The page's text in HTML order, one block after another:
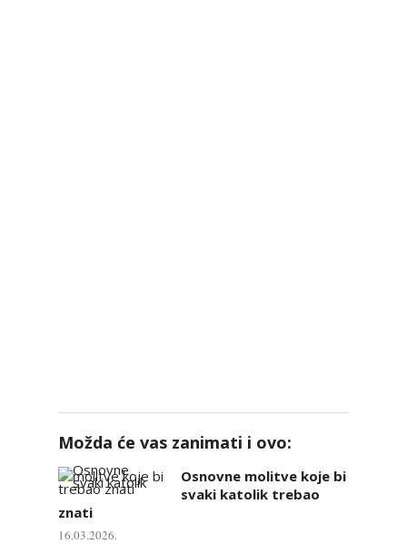
Možda će vas zanimati i ovo:
Osnovne molitve koje bi
svaki katolik trebao
znati
16.03.2026.